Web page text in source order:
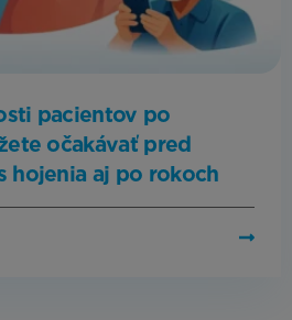
pacientov po
očakávať pred
hojenia aj po rokoch